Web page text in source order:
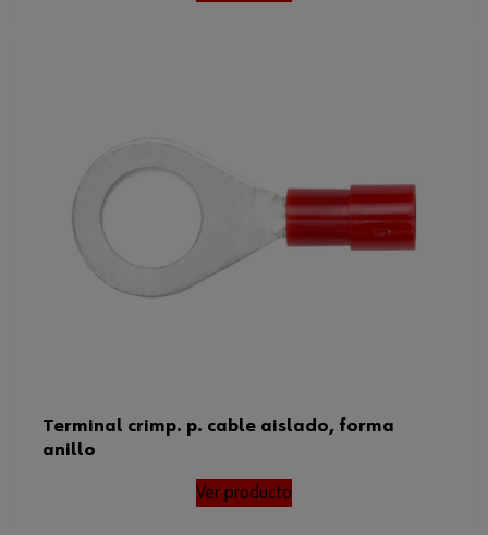
Terminal crimp. p. cable aislado, forma
anillo
Ver producto